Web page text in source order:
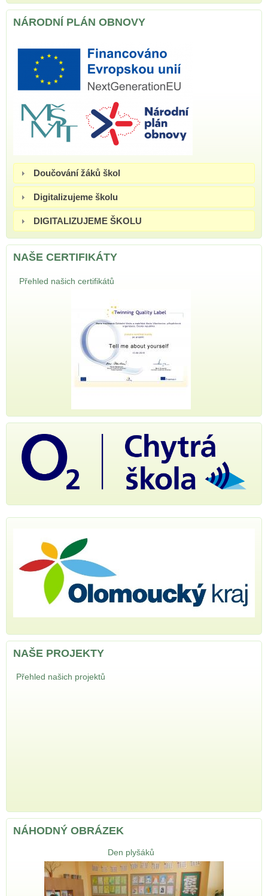
NÁRODNÍ PLÁN OBNOVY
Doučování žáků škol
Digitalizujeme školu
DIGITALIZUJEME ŠKOLU
NAŠE CERTIFIKÁTY
Přehled našich certifikátů
NAŠE PROJEKTY
Přehled našich projektů
NÁHODNÝ OBRÁZEK
Den plyšáků